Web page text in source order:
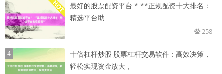
最好的股票配资平台 * **正规配资十大排名：
精选平台助
258
4
十倍杠杆炒股 股票杠杆交易软件：高效决策，
轻松实现资金放大，